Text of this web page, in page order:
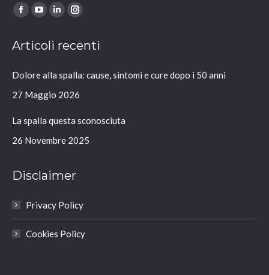
Ci puoi trovare su:
Facebook
opens
new
window
YouTube
opens
new
window
Linkedin
opens
new
window
Instagram
opens
new
window
Articoli recenti
Dolore alla spalla: cause, sintomi e cure dopo i 50 anni
27 Maggio 2026
La spalla questa sconosciuta
26 Novembre 2025
Disclaimer
Privacy Policy
Cookies Policy